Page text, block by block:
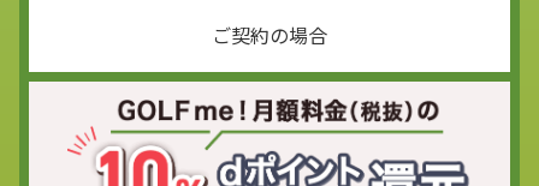
ご契約の場合